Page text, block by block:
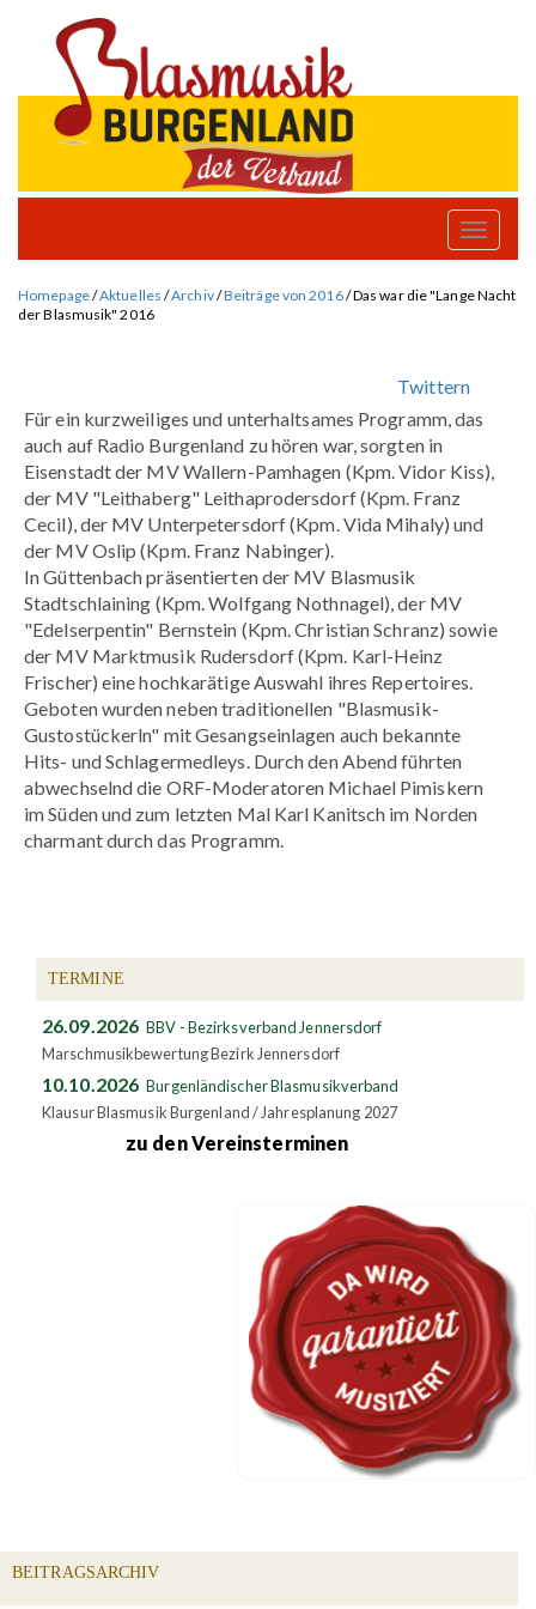
Toggle
Homepage/Aktuelles /Archiv/Beiträge von 2016/Das war die "Lange Nacht
der Blasmusik" 2016
Twittern
Für ein kurzweiliges und unterhaltsames Programm, das
auch auf Radio Burgenland zu hören war, sorgten in
Eisenstadt der MV Wallern-Pamhagen (Kpm. Vidor Kiss),
der MV "Leithaberg" Leithaprodersdorf (Kpm. Franz
Cecil), der MV Unterpetersdorf (Kpm. Vida Mihaly) und
der MV Oslip (Kpm. Franz Nabinger).
In Güttenbach präsentierten der MV Blasmusik
Stadtschlaining (Kpm. Wolfgang Nothnagel), der MV
"Edelserpentin" Bernstein (Kpm. Christian Schranz) sowie
der MV Marktmusik Rudersdorf (Kpm. Karl-Heinz
Frischer) eine hochkarätige Auswahl ihres Repertoires.
Geboten wurden neben traditionellen "Blasmusik-
Gustostückerln" mit Gesangseinlagen auch bekannte
Hits- und Schlagermedleys. Durch den Abend führten
abwechselnd die ORF-Moderatoren Michael Pimiskern
im Süden und zum letzten Mal Karl Kanitsch im Norden
charmant durch das Programm.
TERMINE
26.09.2026 BBV - Bezirksverband Jennersdorf
Marschmusikbewertung Bezirk Jennersdorf
10.10.2026 Burgenländischer Blasmusikverband
Klausur Blasmusik Burgenland / Jahresplanung 2027
zu den Vereinsterminen
BEITRAGSARCHIV